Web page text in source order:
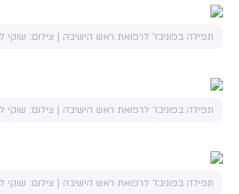
תפילה בפוניבז' לרפואת ראש הישיבה | צילום: שוקי
תפילה בפוניבז' לרפואת ראש הישיבה | צילום: שוקי
תפילה בפוניבז' לרפואת ראש הישיבה | צילום: שוקי